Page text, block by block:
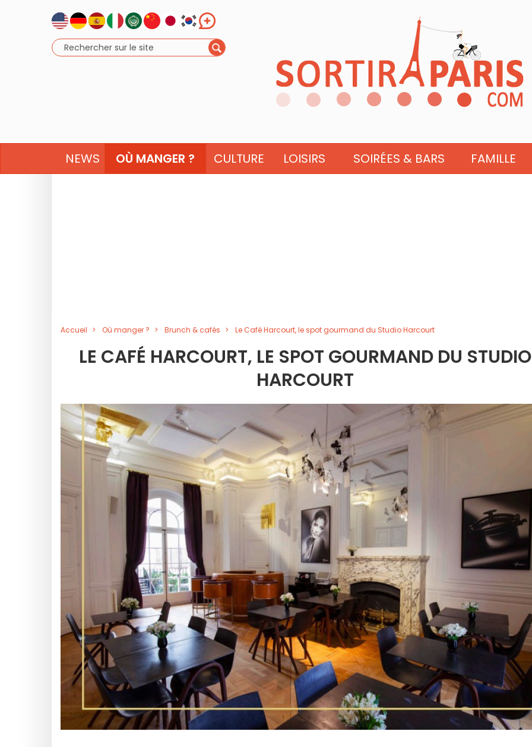
NEWS OÙ MANGER ? CULTURE LOISIRS SOIRÉES & BARS FAMILLE
Accueil Où manger ? Brunch & cafés Le Café Harcourt, le spot gourmand du Studio Harcourt
LE CAFÉ HARCOURT, LE SPOT GOURMAND DU STUDIO
HARCOURT